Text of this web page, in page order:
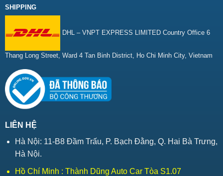
SHIPPING
DHL – VNPT EXPRESS LIMITED Country Office 6
Thang Long Street, Ward 4 Tan Binh District, Ho Chi Minh City, Vietnam
LIÊN HỆ
Hà Nội: 11-B8 Đầm Trấu, P. Bạch Đằng, Q. Hai Bà Trưng,
Hà Nội.
Hồ Chí Minh : Thành Dũng Auto Car Tòa S1.07